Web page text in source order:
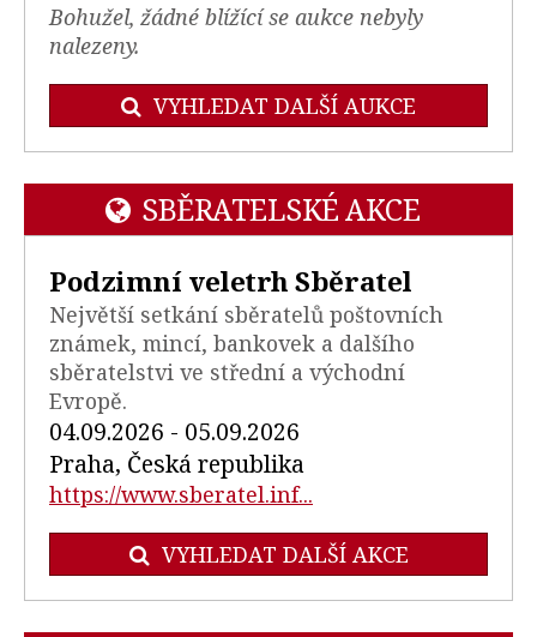
Bohužel, žádné blížící se aukce nebyly
nalezeny.
VYHLEDAT DALŠÍ AUKCE
SBĚRATELSKÉ AKCE
Podzimní veletrh Sběratel
Největší setkání sběratelů poštovních
známek, mincí, bankovek a dalšího
sběratelstvi ve střední a východní
Evropě.
04.09.2026 - 05.09.2026
Praha, Česká republika
https://www.sberatel.inf...
VYHLEDAT DALŠÍ AKCE